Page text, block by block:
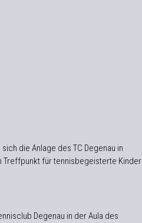
die Anlage des TC Degenau in
Treffpunkt für tennisbegeisterte Kinder
Degenau in der Aula des